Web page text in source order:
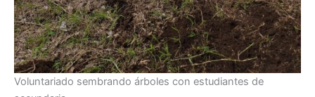
Voluntariado sembrando árboles con estudiantes de